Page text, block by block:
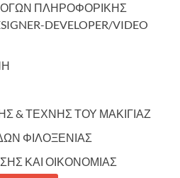
ΠΛΗΡΟΦΟΡΙΚΗΣ
DEVELOPER/VIDEO
& ΤΕΧΝΗΣ ΤΟΥ ΜΑΚΙΓΙΑΖ
ΦΙΛΟΞΕΝΙΑΣ
ΚΑΙ ΟΙΚΟΝΟΜΙΑΣ